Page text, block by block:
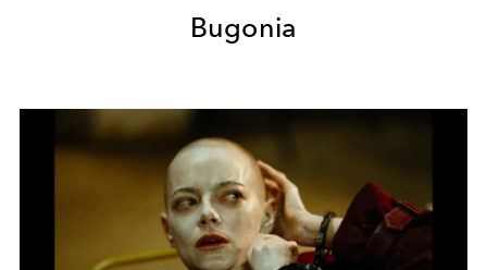
Bugonia